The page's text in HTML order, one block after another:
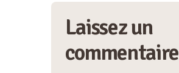
Laissez un
commentaire